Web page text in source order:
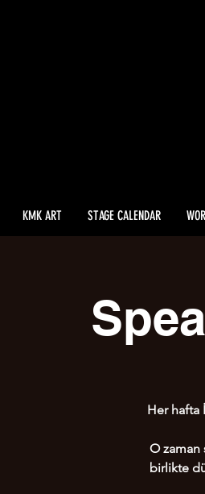
KMK ART STAGE CALENDAR
Her hafta
O zaman
birlikte